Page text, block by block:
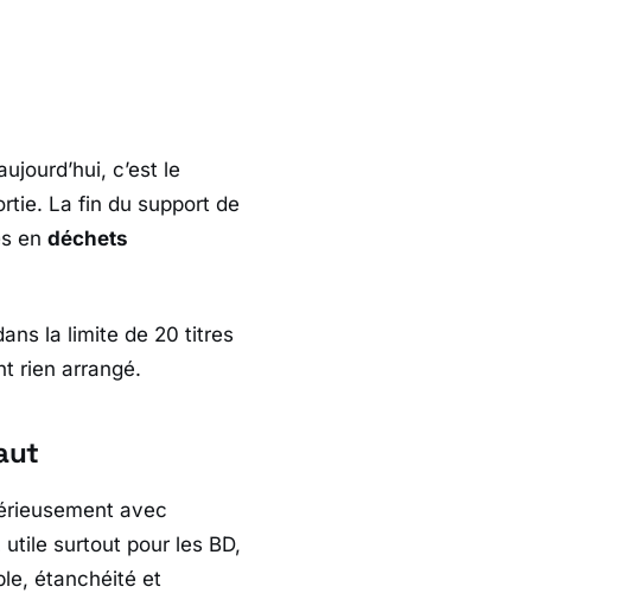
c’est le
La fin du support de
en déchets
la limite de 20 titres
rien arrangé.
avec
utile surtout pour les BD,
étanchéité et